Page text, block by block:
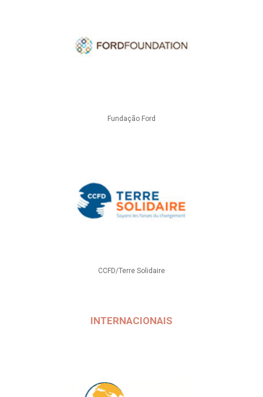
Fundação Ford
CCFD/Terre Solidaire
INTERNACIONAIS